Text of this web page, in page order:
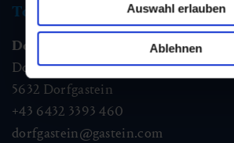
Auswahl erlauben
Ablehnen
Tourist information
Dorfgastein
Dorfstraße 1,
5632 Dorfgastein
+43 6432 3393 460
dorfgastein@gastein.com